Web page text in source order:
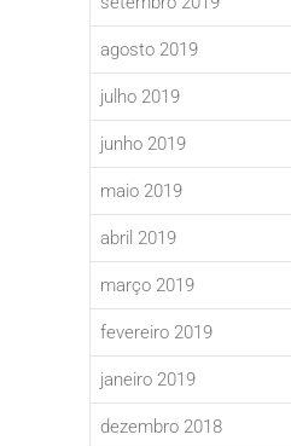
agosto 2019
julho 2019
junho 2019
maio 2019
abril 2019
março 2019
fevereiro 2019
janeiro 2019
dezembro 2018